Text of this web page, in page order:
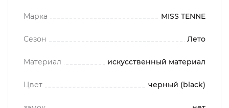
Марка MISS TENNE
Сезон Лето
Материал искусственный материал
Цвет черный (black)